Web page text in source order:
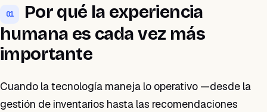
01
Por qué la experiencia
humana es cada vez más
importante
Cuando la tecnología maneja lo operativo —desde la
gestión de inventarios hasta las recomendaciones